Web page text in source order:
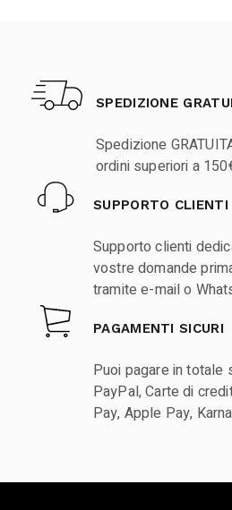
SPEDIZIONE
Spedizione
ordini superiori a
SUPPORTO CLIENTI
Supporto clienti
vostre domande
tramite e-mail o
PAGAMENTI SICURI
Puoi pagare in totale
PayPal, Carte di
Pay, Apple Pay,